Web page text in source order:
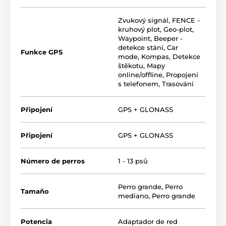
DOG GPS X30 - NO INCLUYE MÓDULO DE
Funkce GPS
Zvukový signál, FENCE -
kruhový plot, Geo-plot,
Waypoint, Beeper -
detekce stání, Car
mode, Kompas, Detekce
štěkotu, Mapy
online/offline, Propojení
s telefonem, Trasování
Připojení GPS + GLONASS
Připojení GPS + GLONASS
Número de perros 1 - 13 psů
Tamaño
Perro grande, Perro
mediano, Perro grande
Potencia Adaptador de red